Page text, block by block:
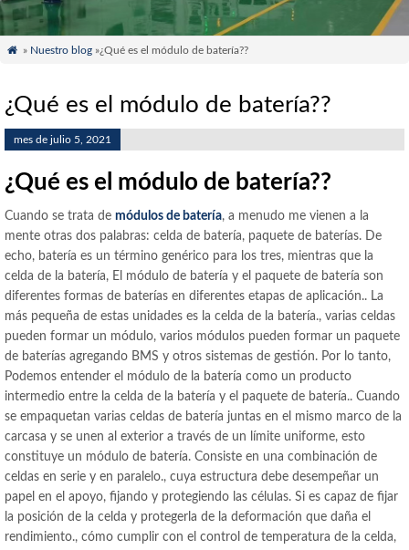
 » Nuestro blog»¿Qué es el módulo de batería??
¿Qué es el módulo de batería??
mes de julio 5, 2021
¿Qué es el módulo de batería??
Cuando se trata de módulos de batería, a menudo me vienen a la
mente otras dos palabras: celda de batería, paquete de baterías. De
echo, batería es un término genérico para los tres, mientras que la
celda de la batería, El módulo de batería y el paquete de batería son
diferentes formas de baterías en diferentes etapas de aplicación.. La
más pequeña de estas unidades es la celda de la batería., varias celdas
pueden formar un módulo, varios módulos pueden formar un paquete
de baterías agregando BMS y otros sistemas de gestión. Por lo tanto,
Podemos entender el módulo de la batería como un producto
intermedio entre la celda de la batería y el paquete de batería.. Cuando
se empaquetan varias celdas de batería juntas en el mismo marco de la
carcasa y se unen al exterior a través de un límite uniforme, esto
constituye un módulo de batería. Consiste en una combinación de
celdas en serie y en paralelo., cuya estructura debe desempeñar un
papel en el apoyo, fijando y protegiendo las células. Si es capaz de fijar
la posición de la celda y protegerla de la deformación que daña el
rendimiento., cómo cumplir con el control de temperatura de la celda,